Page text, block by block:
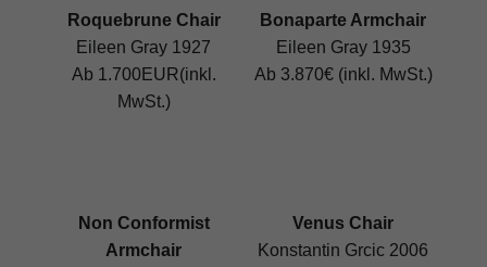
Roquebrune Chair
Eileen Gray 1927
Ab 1.700EUR(inkl.
MwSt.)
Bonaparte Armchair
Eileen Gray 1935
Ab 3.870€ (inkl. MwSt.)
Non Conformist
Armchair
Venus Chair
Konstantin Grcic 2006